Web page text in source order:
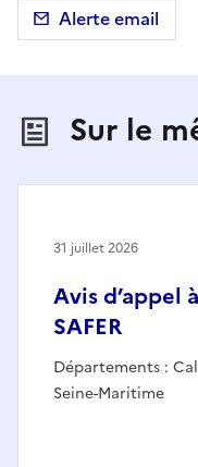
Alerte email
Sur le
Avis d’appel
SAFER
Départements :
Seine-Maritime
31 juillet 2026